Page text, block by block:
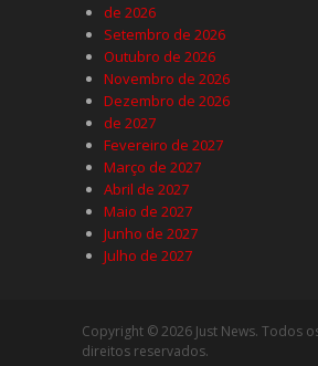
de 2026
Setembro de 2026
Outubro de 2026
Novembro de 2026
Dezembro de 2026
de 2027
Fevereiro de 2027
Março de 2027
Abril de 2027
Maio de 2027
Junho de 2027
Julho de 2027
Copyright © 2026 Just News. Todos
direitos reservados.